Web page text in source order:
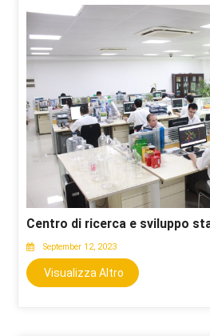
Centro di ricerca e sviluppo
September 12, 2023
Visualizza Altro